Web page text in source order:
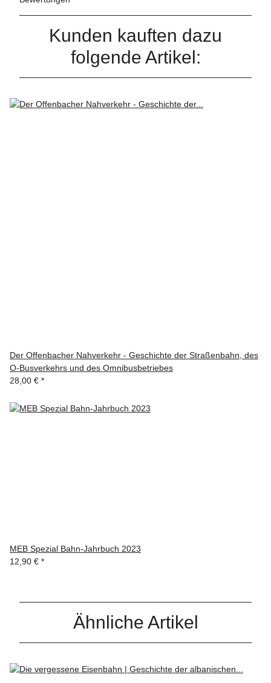
Kunden kauften dazu
folgende Artikel:
Der Offenbacher Nahverkehr - Geschichte der Straßenbahn, des
O-Busverkehrs und des Omnibusbetriebes
28,00 € *
MEB Spezial Bahn-Jahrbuch 2023
12,90 € *
Ähnliche Artikel